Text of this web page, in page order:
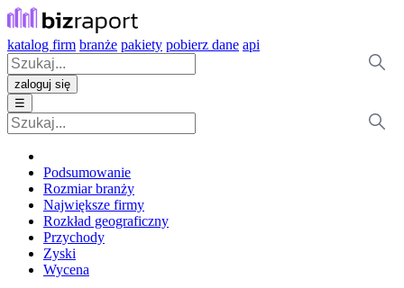
katalog firm branże pakiety pobierz dane api
zaloguj się
☰
Podsumowanie
Rozmiar branży
Największe firmy
Rozkład geograficzny
Przychody
Zyski
Wycena